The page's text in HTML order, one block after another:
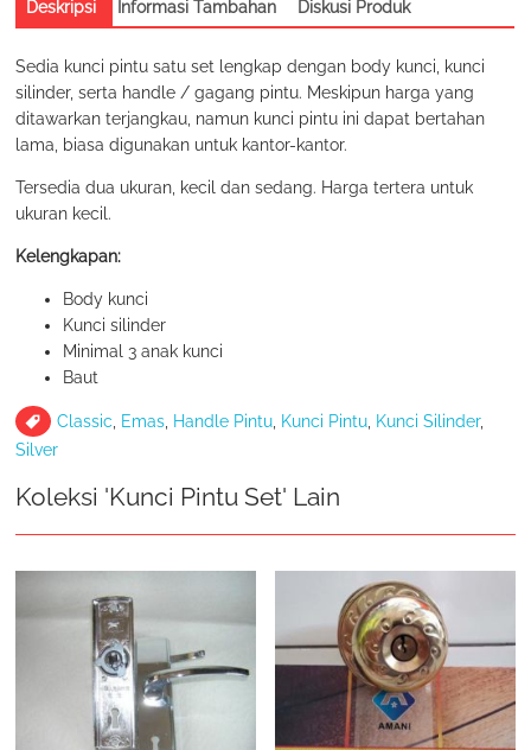
Deskripsi Informasi Tambahan Diskusi Produk
Sedia kunci pintu satu set lengkap dengan body kunci, kunci
silinder, serta handle / gagang pintu. Meskipun harga yang
ditawarkan terjangkau, namun kunci pintu ini dapat bertahan
lama, biasa digunakan untuk kantor-kantor.
Tersedia dua ukuran, kecil dan sedang. Harga tertera untuk
ukuran kecil.
Kelengkapan:
Body kunci
Kunci silinder
Minimal 3 anak kunci
Baut
Classic Emas Handle Pintu Kunci Pintu Kunci Silinder,
Silver
Koleksi 'Kunci Pintu Set' Lain